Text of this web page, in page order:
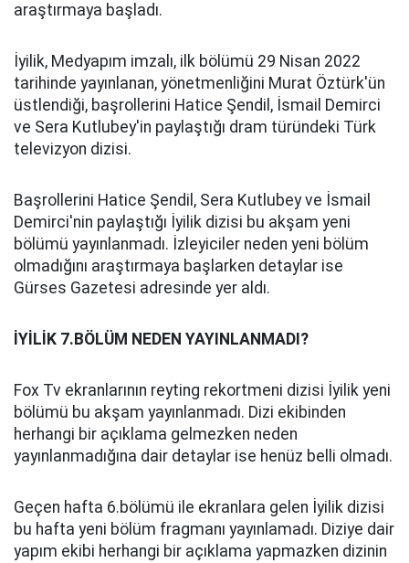
araştırmaya başladı.
İyilik, Medyapım imzalı, ilk bölümü 29 Nisan 2022
tarihinde yayınlanan, yönetmenliğini Murat Öztürk'ün
üstlendiği, başrollerini Hatice Şendil, İsmail Demirci
ve Sera Kutlubey'in paylaştığı dram türündeki Türk
televizyon dizisi.
Başrollerini Hatice Şendil, Sera Kutlubey ve İsmail
Demirci'nin paylaştığı İyilik dizisi bu akşam yeni
bölümü yayınlanmadı. İzleyiciler neden yeni bölüm
olmadığını araştırmaya başlarken detaylar ise
Gürses Gazetesi adresinde yer aldı.
İYİLİK 7.BÖLÜM NEDEN YAYINLANMADI?
Fox Tv ekranlarının reyting rekortmeni dizisi İyilik yeni
bölümü bu akşam yayınlanmadı. Dizi ekibinden
herhangi bir açıklama gelmezken neden
yayınlanmadığına dair detaylar ise henüz belli olmadı.
Geçen hafta 6.bölümü ile ekranlara gelen İyilik dizisi
bu hafta yeni bölüm fragmanı yayınlamadı. Diziye dair
yapım ekibi herhangi bir açıklama yapmazken dizinin